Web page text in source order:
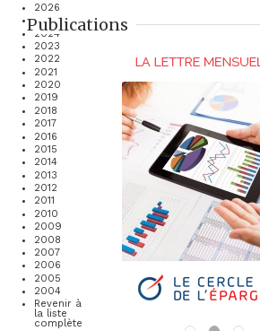
2026
2025
2024
2023
2022
2021
2020
2019
2018
2017
2016
2015
2014
2013
2012
2011
2010
2009
2008
2007
2006
2005
2004
Revenir à
la liste
complète
Publications